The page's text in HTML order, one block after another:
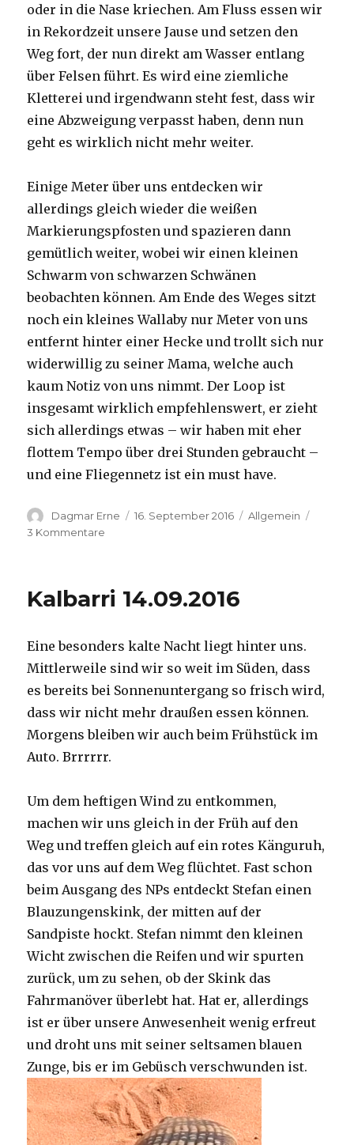
oder in die Nase kriechen. Am Fluss essen wir
in Rekordzeit unsere Jause und setzen den
Weg fort, der nun direkt am Wasser entlang
über Felsen führt. Es wird eine ziemliche
Kletterei und irgendwann steht fest, dass wir
eine Abzweigung verpasst haben, denn nun
geht es wirklich nicht mehr weiter.
Einige Meter über uns entdecken wir
allerdings gleich wieder die weißen
Markierungspfosten und spazieren dann
gemütlich weiter, wobei wir einen kleinen
Schwarm von schwarzen Schwänen
beobachten können. Am Ende des Weges sitzt
noch ein kleines Wallaby nur Meter von uns
entfernt hinter einer Hecke und trollt sich nur
widerwillig zu seiner Mama, welche auch
kaum Notiz von uns nimmt. Der Loop ist
insgesamt wirklich empfehlenswert, er zieht
sich allerdings etwas – wir haben mit eher
flottem Tempo über drei Stunden gebraucht –
und eine Fliegennetz ist ein must have.
Autor
Dagmar Erne
Veröffentlicht
16. September 2016 Kategorien
Allgemein
3 Kommentare
Kalbarri 14.09.2016
Eine besonders kalte Nacht liegt hinter uns.
Mittlerweile sind wir so weit im Süden, dass
es bereits bei Sonnenuntergang so frisch wird,
dass wir nicht mehr draußen essen können.
Morgens bleiben wir auch beim Frühstück im
Auto. Brrrrrr.
Um dem heftigen Wind zu entkommen,
machen wir uns gleich in der Früh auf den
Weg und treffen gleich auf ein rotes Känguruh,
das vor uns auf dem Weg flüchtet. Fast schon
beim Ausgang des NPs entdeckt Stefan einen
Blauzungenskink, der mitten auf der
Sandpiste hockt. Stefan nimmt den kleinen
Wicht zwischen die Reifen und wir spurten
zurück, um zu sehen, ob der Skink das
Fahrmanöver überlebt hat. Hat er, allerdings
ist er über unsere Anwesenheit wenig erfreut
und droht uns mit seiner seltsamen blauen
Zunge, bis er im Gebüsch verschwunden ist.